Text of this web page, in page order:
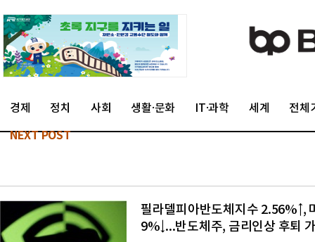
경제 정치 사회 생활·문화 IT·과학 세계 전체
NEXT POST
필라델피아반도체지수 2.56%↑,
9%↓...반도체주, 금리인상 후퇴